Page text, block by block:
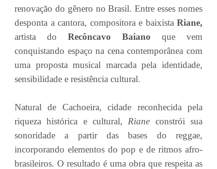
renovação do gênero no Brasil. Entre esses nomes
desponta a cantora, compositora e baixista Riane,
artista do Recôncavo Baiano que vem
conquistando espaço na cena contemporânea com
uma proposta musical marcada pela identidade,
sensibilidade e resistência cultural.
Natural de Cachoeira, cidade reconhecida pela
riqueza histórica e cultural, Riane constrói sua
sonoridade a partir das bases do reggae,
incorporando elementos do pop e de ritmos afro-
brasileiros. O resultado é uma obra que respeita as